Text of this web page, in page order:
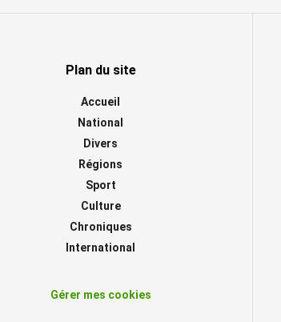
Plan du site
Accueil
National
Divers
Régions
Sport
Culture
Chroniques
International
Gérer mes cookies